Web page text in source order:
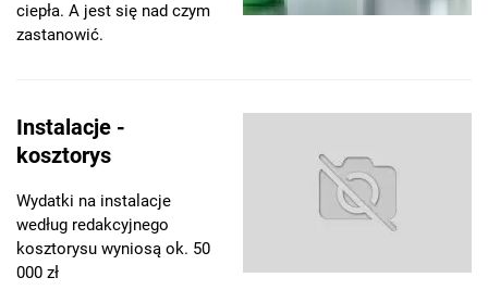
ciepła. A jest się nad czym
zastanowić.
Instalacje -
kosztorys
Wydatki na instalacje
według redakcyjnego
kosztorysu wyniosą ok. 50
000 zł